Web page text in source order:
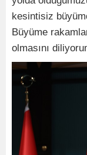
kesintisiz
Büyüme
olmasını